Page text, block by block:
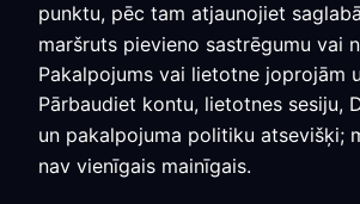
punktu, pēc tam atjaunojiet
maršruts pievieno sastrēgumu vai
Pakalpojums vai lietotne joprojām
Pārbaudiet kontu, lietotnes sesiju,
un pakalpojuma politiku atsevišķi;
nav vienīgais mainīgais.